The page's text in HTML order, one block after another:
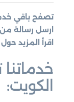
تصفح باقي
ارسل رسالة
اقرأ المزيد
الكويت: